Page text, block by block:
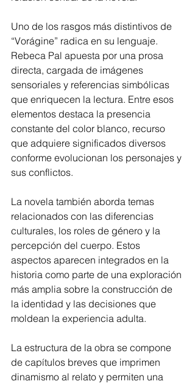
Uno de los rasgos más distintivos de
“Vorágine” radica en su lenguaje.
Rebeca Pal apuesta por una prosa
directa, cargada de imágenes
sensoriales y referencias simbólicas
que enriquecen la lectura. Entre esos
elementos destaca la presencia
constante del color blanco, recurso
que adquiere significados diversos
conforme evolucionan los personajes y
sus conflictos.
La novela también aborda temas
relacionados con las diferencias
culturales, los roles de género y la
percepción del cuerpo. Estos
aspectos aparecen integrados en la
historia como parte de una exploración
más amplia sobre la construcción de
la identidad y las decisiones que
moldean la experiencia adulta.
La estructura de la obra se compone
de capítulos breves que imprimen
dinamismo al relato y permiten una